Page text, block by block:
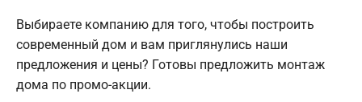
Выбираете компанию для того, чтобы построить
современный дом и вам приглянулись наши
предложения и цены? Готовы предложить монтаж
дома по промо-акции.